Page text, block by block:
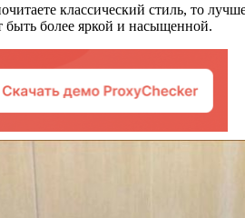
классический стиль, то
быть более яркой и насыщенной.